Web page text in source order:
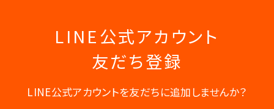
LINE公式アカウント
友だち登録
LINE公式アカウントを友だちに追加しませんか？